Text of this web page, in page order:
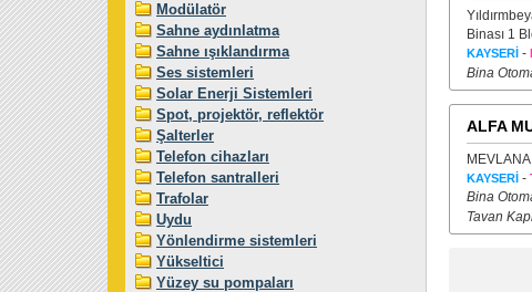
Binası 1
KAYSERİ-
Bina
ALFA
KAYSERİ-
Bina
Tavan
Modülatör
Sahne aydınlatma
Sahne ışıklandırma
Ses sistemleri
Solar Enerji Sistemleri
Spot, projektör, reflektör
Şalterler
Telefon cihazları
Telefon santralleri
Trafolar
Uydu
Yönlendirme sistemleri
Yükseltici
Yüzey su pompaları